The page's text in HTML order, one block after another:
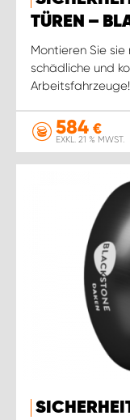
TÜREN –
Montieren Sie
schädliche und
Arbeitsfahrzeuge!
584 €
EXKL. 21 % MWST.